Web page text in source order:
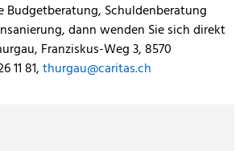
Budgetberatung, Schuldenberatung
dann wenden Sie sich direkt
Franziskus-Weg 3, 8570
11 81,thurgau@caritas.ch